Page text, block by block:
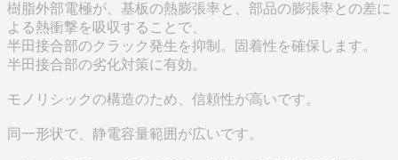
樹脂外部電極が、基板の熱膨張率と、部品の膨張率との差に
よる熱衝撃を吸収することで、
半田接合部のクラック発生を抑制。固着性を確保します。
半田接合部の劣化対策に有効。
モノリシックの構造のため、信頼性が高いです。
同一形状で、静電容量範囲が広いです。